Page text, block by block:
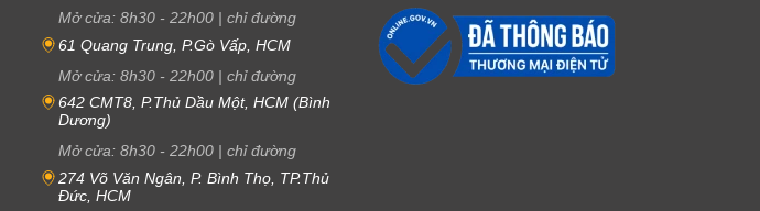
Mở cửa: 8h30 - 22h00 | chỉ đường
61 Quang Trung, P.Gò Vấp, HCM
Mở cửa: 8h30 - 22h00 | chỉ đường
642 CMT8, P.Thủ Dầu Một, HCM (Bình
Dương)
Mở cửa: 8h30 - 22h00 | chỉ đường
274 Võ Văn Ngân, P. Bình Thọ, TP.Thủ
Đức, HCM